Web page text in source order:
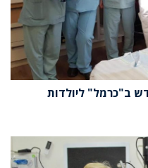
ב"כרמל" ליולדות